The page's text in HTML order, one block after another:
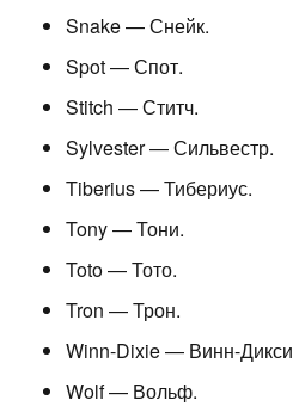
Snake — Снейк.
Spot — Спот.
Stitch — Ститч.
Sylvester — Сильвестр.
Tiberius — Тибериус.
Tony — Тони.
Toto — Тото.
Tron — Трон.
Winn-Dixie — Винн-
Wolf — Вольф.